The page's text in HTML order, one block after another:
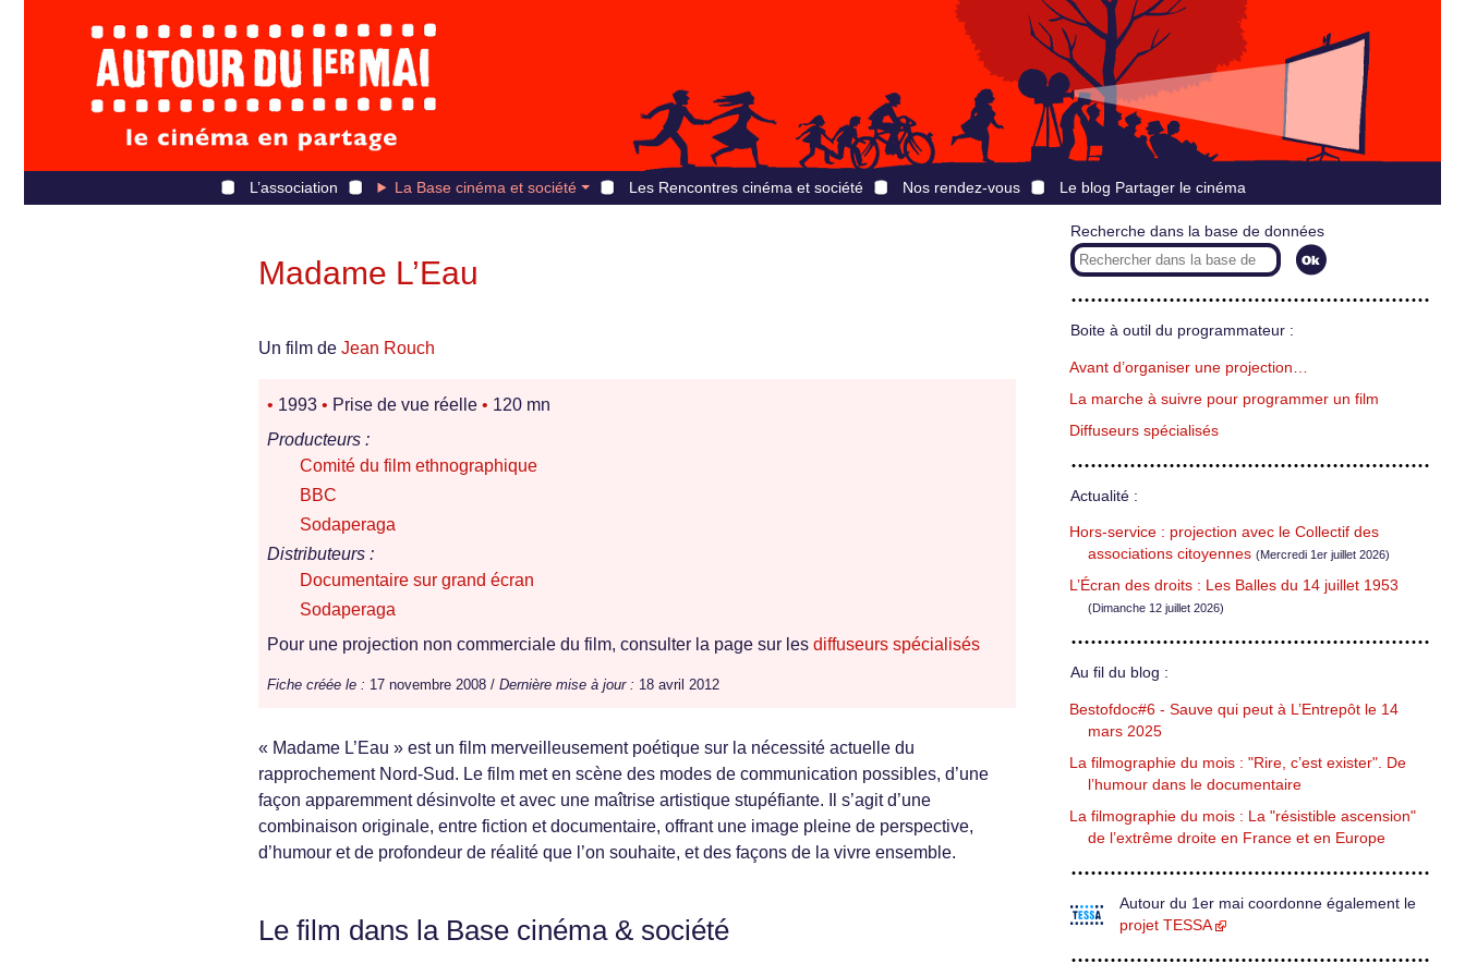
L’association La Base cinéma et société Les Rencontres cinéma et société Nos rendez-vous Le blog Partager le cinéma
Madame L’Eau
Un film de Jean Rouch
• 1993 • Prise de vue réelle • 120 mn
Producteurs :
Comité du film ethnographique
BBC
Sodaperaga
Distributeurs :
Documentaire sur grand écran
Sodaperaga
Pour une projection non commerciale du film, consulter la page sur les diffuseurs spécialisés
Fiche créée le : 17 novembre 2008 / Dernière mise à jour : 18 avril 2012
« Madame L’Eau » est un film merveilleusement poétique sur la nécessité actuelle du
rapprochement Nord-Sud. Le film met en scène des modes de communication possibles, d’une
façon apparemment désinvolte et avec une maîtrise artistique stupéfiante. Il s’agit d’une
combinaison originale, entre fiction et documentaire, offrant une image pleine de perspective,
d’humour et de profondeur de réalité que l’on souhaite, et des façons de la vivre ensemble.
Le film dans la Base cinéma & société
Recherche dans la base de données
Boite à outil du programmateur :
Avant d’organiser une projection…
La marche à suivre pour programmer un film
Diffuseurs spécialisés
Actualité :
Hors-service : projection avec le Collectif des
associations citoyennes (Mercredi 1er juillet 2026)
L’Écran des droits : Les Balles du 14 juillet 1953
(Dimanche 12 juillet 2026)
Au fil du blog :
Bestofdoc#6 - Sauve qui peut à L’Entrepôt le 14
mars 2025
La filmographie du mois : "Rire, c’est exister". De
l’humour dans le documentaire
La filmographie du mois : La "résistible ascension"
de l’extrême droite en France et en Europe
Autour du 1er mai coordonne également le
projet TESSA